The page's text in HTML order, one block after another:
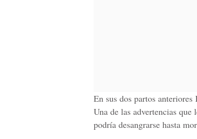
En sus dos partos anteriores
Una de las advertencias
podría desangrarse hasta